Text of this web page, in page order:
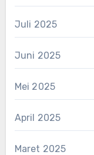
Juli 2025
Juni 2025
Mei 2025
April 2025
Maret 2025